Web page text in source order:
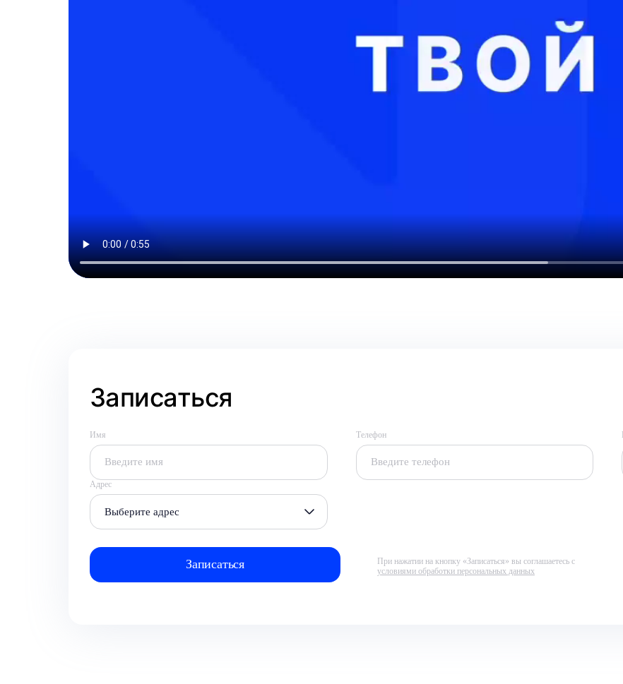
Записаться
Имя Телефон
Адрес
Выберите адрес
При нажатии на кнопку «Записаться» вы соглашаетесь с
условиями обработки персональных данных